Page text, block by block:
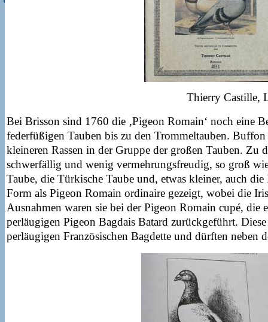
Thierry Castille,
Bei Brisson sind 1760 die ‚Pigeon Romain‘ noch eine
federfüßigen Tauben bis zu den Trommeltauben.
kleineren Rassen in der Gruppe der großen Tauben. Zu
schwerfällig und wenig vermehrungsfreudig, so groß
Taube, die Türkische Taube und, etwas kleiner, auch
Form als Pigeon Romain ordinaire gezeigt, wobei die
Ausnahmen waren sie bei der Pigeon Romain cupé,
perläugigen Pigeon Bagdais Batard zurückgeführt.
perläugigen Französischen Bagdette und dürften neben